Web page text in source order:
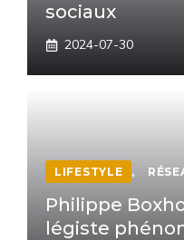
sociaux
2024-07-30
LIFESTYLE ,
Philippe
légiste